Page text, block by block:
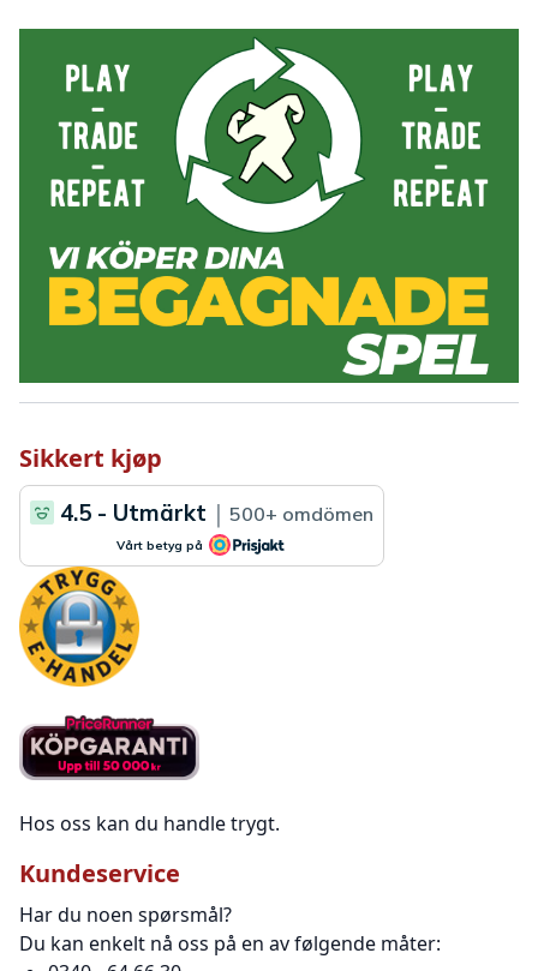
Sikkert kjøp
Hos oss kan du handle trygt.
Kundeservice
Har du noen spørsmål?
Du kan enkelt nå oss på en av følgende måter: